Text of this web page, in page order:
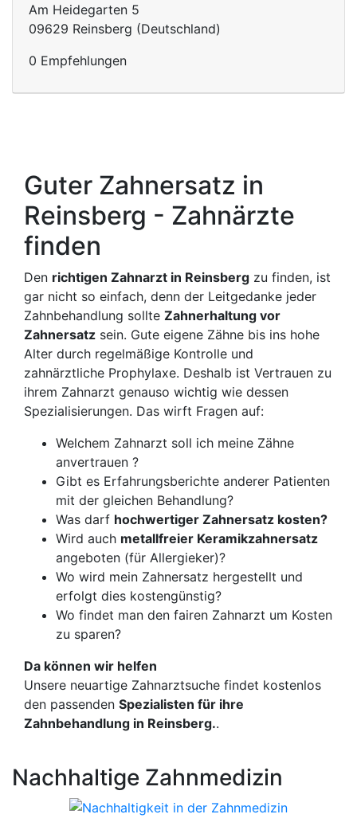
Am Heidegarten 5
09629 Reinsberg (Deutschland)
0 Empfehlungen
Guter Zahnersatz in
Reinsberg - Zahnärzte
finden
Den richtigen Zahnarzt in Reinsberg zu finden, ist
gar nicht so einfach, denn der Leitgedanke jeder
Zahnbehandlung sollte Zahnerhaltung vor
Zahnersatz sein. Gute eigene Zähne bis ins hohe
Alter durch regelmäßige Kontrolle und
zahnärztliche Prophylaxe. Deshalb ist Vertrauen zu
ihrem Zahnarzt genauso wichtig wie dessen
Spezialisierungen. Das wirft Fragen auf:
Welchem Zahnarzt soll ich meine Zähne
anvertrauen ?
Gibt es Erfahrungsberichte anderer Patienten
mit der gleichen Behandlung?
Was darf hochwertiger Zahnersatz kosten?
Wird auch metallfreier Keramikzahnersatz
angeboten (für Allergieker)?
Wo wird mein Zahnersatz hergestellt und
erfolgt dies kostengünstig?
Wo findet man den fairen Zahnarzt um Kosten
zu sparen?
Da können wir helfen
Unsere neuartige Zahnarztsuche findet kostenlos
den passenden Spezialisten für ihre
Zahnbehandlung in Reinsberg..
Nachhaltige Zahnmedizin